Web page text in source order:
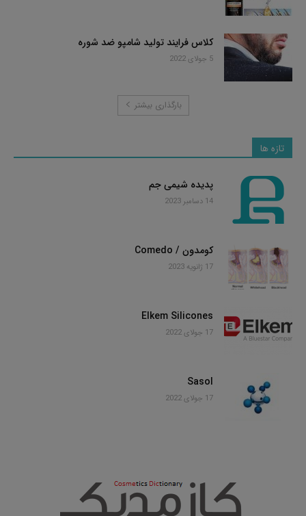
کلاس فرایند تولید شامپو ضد شوره
5 جولای 2022
بارگذاری بیشتر
تازه ها
پدیده شیمی جم
14 دسامبر 2023
کومدون / Comedo
17 ژانویه 2023
Elkem Silicones
17 جولای 2022
Sasol
17 جولای 2022